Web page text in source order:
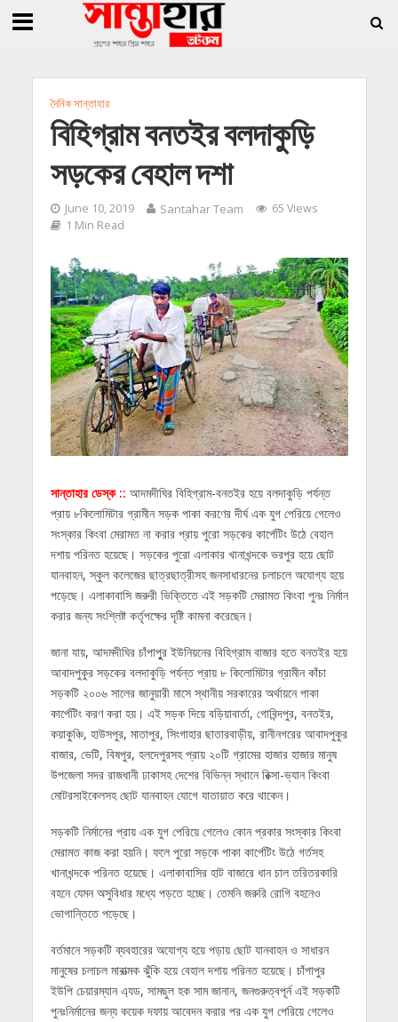
সাধারণ সম্পাদক সোহাগ » সান্তাহারে হেরোইনসহ যুবক গ্রেফতার সান্তাহারে
দৈনিক সান্তাহার
বিহিগ্রাম বনতইর বলদাকুড়ি
সড়কের বেহাল দশা
June 10, 2019 Santahar Team
65 Views
1 Min Read
সান্তাহার ডেস্ক :: আদমদীঘির বিহিগ্রাম-বনতইর হয়ে বলদাকুড়ি পর্যন্ত
প্রায় ৮কিলোমিটার গ্রামীন সড়ক পাকা করণের দীর্ঘ এক যুগ পেরিয়ে গেলেও
সংস্কার কিংবা মেরামত না করার প্রায় পুরো সড়কের কার্পেটিং উঠে বেহাল
দশায় পরিনত হয়েছে। সড়কের পুরো এলাকার খানাখন্দকে ভরপুর হয়ে ছোট
যানবাহন, স্কুল কলেজের ছাত্রছাত্রীসহ জনসাধারনের চলাচলে অযোগ্য হয়ে
পড়েছে। এলাকাবাসি জরুরী ভিক্তিতে এই সড়কটি মেরামত কিংবা পুনঃ নির্মান
করার জন্য সংশ্লিষ্ট কর্তৃপক্ষের দৃষ্টি কামনা করেছেন।
জানা যায়, আদমদীঘির চাঁপাপুুর ইউনিয়নের বিহিগ্রাম বাজার হতে বনতইর হয়ে
আবাদপুকুর সড়কের বলদাকুড়ি পর্যন্ত প্রায় ৮ কিলোমিটার গ্রামীন কাঁচা
সড়কটি ২০০৬ সালের জানুয়ারী মাসে স্থানীয় সরকারের অর্থায়নে পাকা
কার্পেটিং করণ করা হয়। এই সড়ক দিয়ে বড়িয়াবার্তা, গোবিন্দপুর, বনতইর,
কয়াকুঞ্চি, হাউসপুর, মাতাপুর, সিংগাহার ছাতারবাড়ীয়, রানীনগরের আবাদপুকুর
বাজার, ভেটি, বিষপুর, হলদেপুরসহ প্রায় ২০টি গ্রামের হাজার হাজার মানুষ
উপজেলা সদর রাজধানী ঢাকাসহ দেশের বিভিন্ন স্থানে রিক্সা-ভ্যান কিংবা
মোটরসাইকেলসহ ছোট যানবাহন যোগে যাতায়াত করে থাকেন।
সড়কটি নির্মানের প্রায় এক যুগ পেরিয়ে গেলেও কোন প্রকার সংস্কার কিংবা
মেরামত কাজ করা হয়নি। ফলে পুরো সড়কে পাকা কার্পেটিং উঠে গর্তসহ
খানাখন্দকে পরিনত হয়েছে। এলাকাবাসির হাট বাজারে ধান চাল তরিতরকারি
বহনে যেমন অসুবিধার মধ্যে পড়তে হচ্ছে। তেমনি জরুরি রোগি বহনেও
ভোগান্তিতে পড়েছে।
বর্তমানে সড়কটি ব্যবহারের অযোগ্য হয়ে পড়ায় ছোট যানবাহন ও সাধারন
মানুষের চলাচল মারাত্মক ঝুঁকি হয়ে বেহাল দশায় পরিনত হয়েছে। চাঁপাপুর
ইউপি চেয়ারম্যান এ্যড, সামছুল হক সাম জানান, জনগুরুত্বপূর্ন এই সড়কটি
পুনঃনির্মানের জন্য কয়েক দফায় আবেদন করার পর এক যুগ পেরিয়ে গেলেও